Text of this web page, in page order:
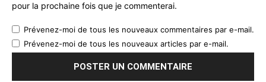
pour la prochaine fois que je commenterai.
Prévenez-moi de tous les nouveaux commentaires par e-mail.
Prévenez-moi de tous les nouveaux articles par e-mail.